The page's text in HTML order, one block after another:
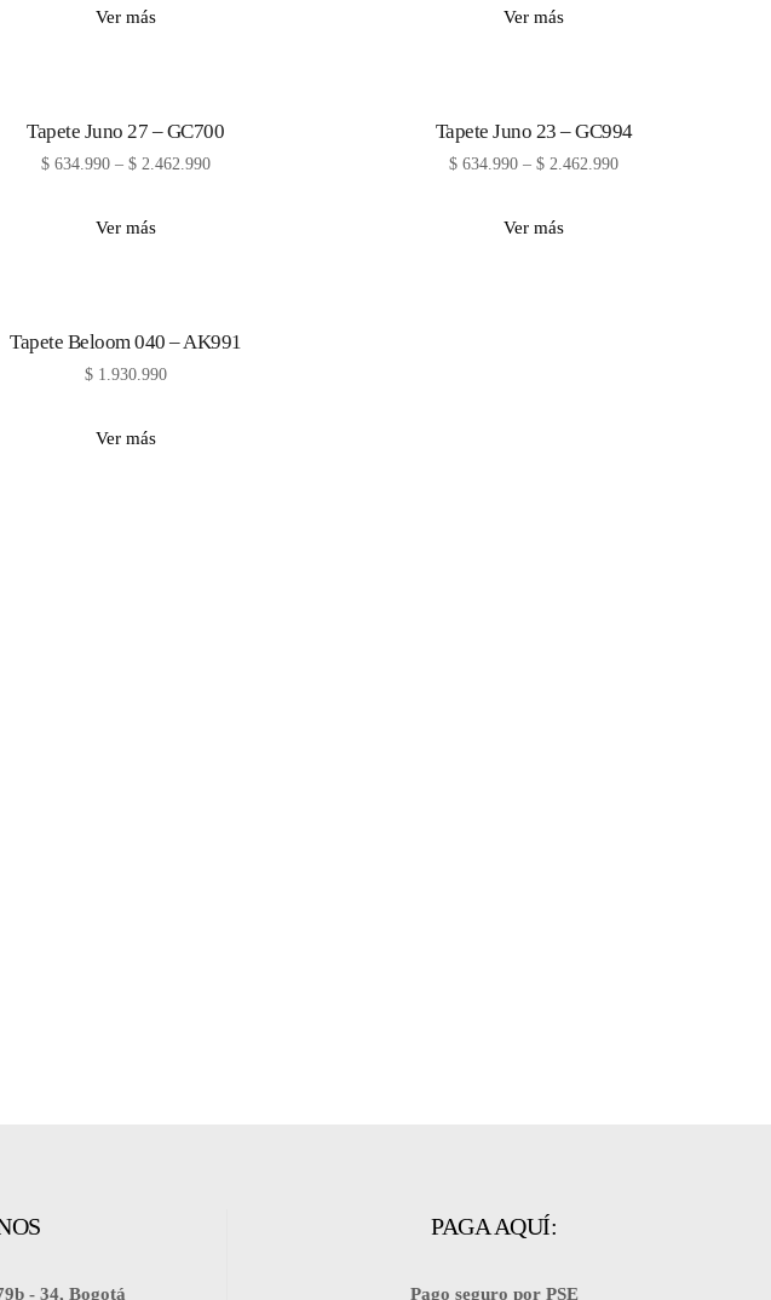
Ver más Ver más
Tapete Juno 27 – GC700
$634.990– $2.462.990
Ver más
Tapete Juno 23 – GC994
$ 634.990 –$ 2.462.990
Ver más
Tapete Beloom 040 – AK991
$1.930.990
Ver más
- 34, Bogotá
PAGA AQUÍ:
Pago seguro por PSE